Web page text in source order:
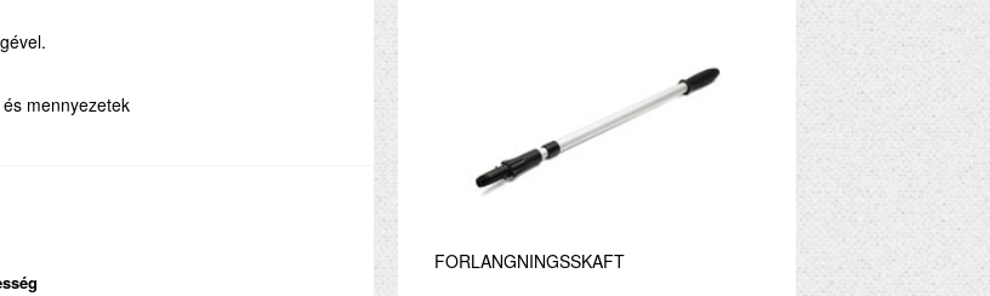
mennyezetek
FORLANGNINGSSKAFT